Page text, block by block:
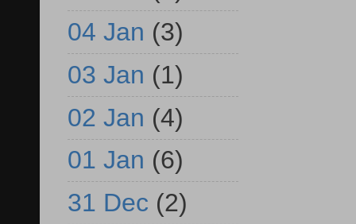
04 Jan (3)
03 Jan (1)
02 Jan (4)
01 Jan (6)
31 Dec (2)